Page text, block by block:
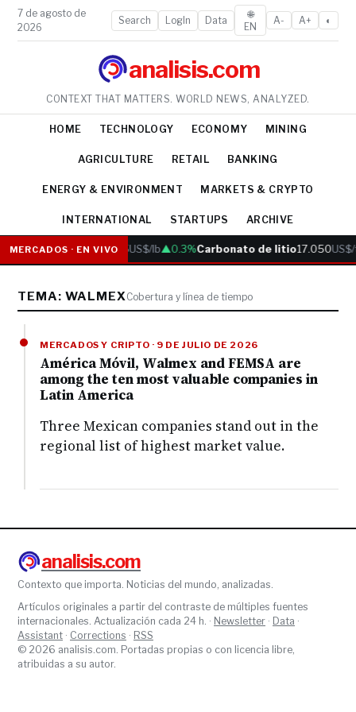
7 de agosto de
2026
Search LogIn Data
🌐
EN
A- A+ ◐
analisis.com
CONTEXT THAT MATTERS. WORLD NEWS, ANALYZED.
HOME TECHNOLOGY ECONOMY MINING
AGRICULTURE RETAIL BANKING
ENERGY & ENVIRONMENT MARKETS & CRYPTO
INTERNATIONAL STARTUPS ARCHIVE
MERCADOS · EN VIVO
Cobre6.05US$/lb▲0.3%Carbonato de litio17.050
TEMA: WALMEXCobertura y línea de tiempo
MERCADOS Y CRIPTO · 9 DE JULIO DE 2026
América Móvil, Walmex and FEMSA are
among the ten most valuable companies in
Latin America
Three Mexican companies stand out in the
regional list of highest market value.
analisis.com
Contexto que importa. Noticias del mundo, analizadas.
Artículos originales a partir del contraste de múltiples fuentes
internacionales. Actualización cada 24 h. · Newsletter · Data ·
Assistant · Corrections · RSS
© 2026 analisis.com. Portadas propias o con licencia libre,
atribuidas a su autor.